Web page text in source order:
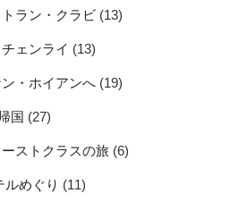
ラン・クラビ (13)
ェンライ (13)
・ホイアンへ (19)
国 (27)
ストクラスの旅 (6)
ルめぐり (11)